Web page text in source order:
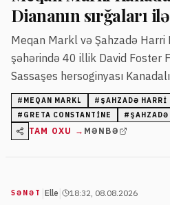
Diananın sırğaları
Meqan Markl və Şahzadə Harri
şəhərində 40 illik David Foster
Sassaşes hersoginyası
Constantine-in assimmetrik
Dianaya aid sapfir və brilyant
# MEQAN MARKL # ŞAHZADƏ HARRI
# GRETA CONSTANTINE #
TAM OXU → MƏNBƏ
SƏNƏT Elle 18:32, 08.08.2026